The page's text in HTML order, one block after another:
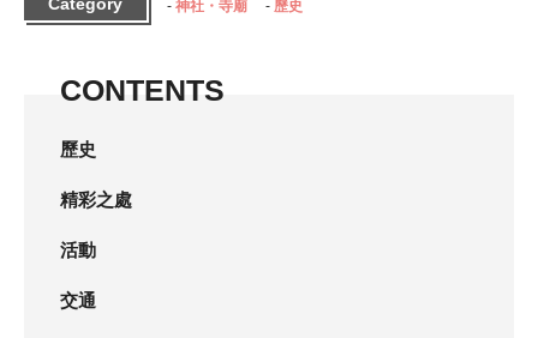
神社・寺廟 歷史
CONTENTS
歷史
精彩之處
活動
交通